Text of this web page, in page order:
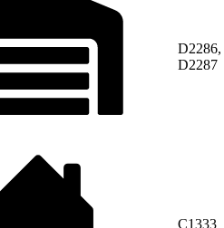
D2286,
D2287
C1333